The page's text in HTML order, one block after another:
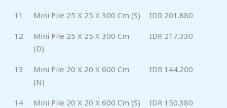
11 Mini Pile 25 X 25 X 300 Cm (S) IDR 201.880
12
Mini Pile 25 X 25 X 300 Cm
(D)
IDR 217.330
13
Mini Pile 20 X 20 X 600 Cm
(N)
IDR 144.200
14 Mini Pile 20 X 20 X 600 Cm (S) IDR 150.380